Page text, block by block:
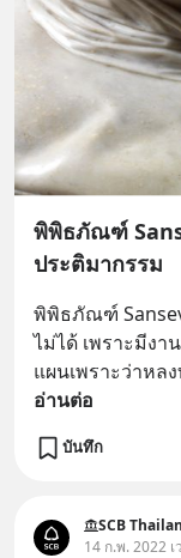
พิพิธภัณฑ์
ประติมากรรม
พิพิธภัณฑ์
ไม่ได้ เพราะมีงา
แผนเพราะว่าหล
อ่านต่อ
บันทึก
SCB
14 ก.พ. 2022 เ